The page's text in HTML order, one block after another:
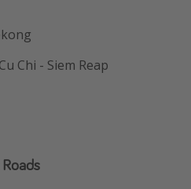
Chi - Siem Reap